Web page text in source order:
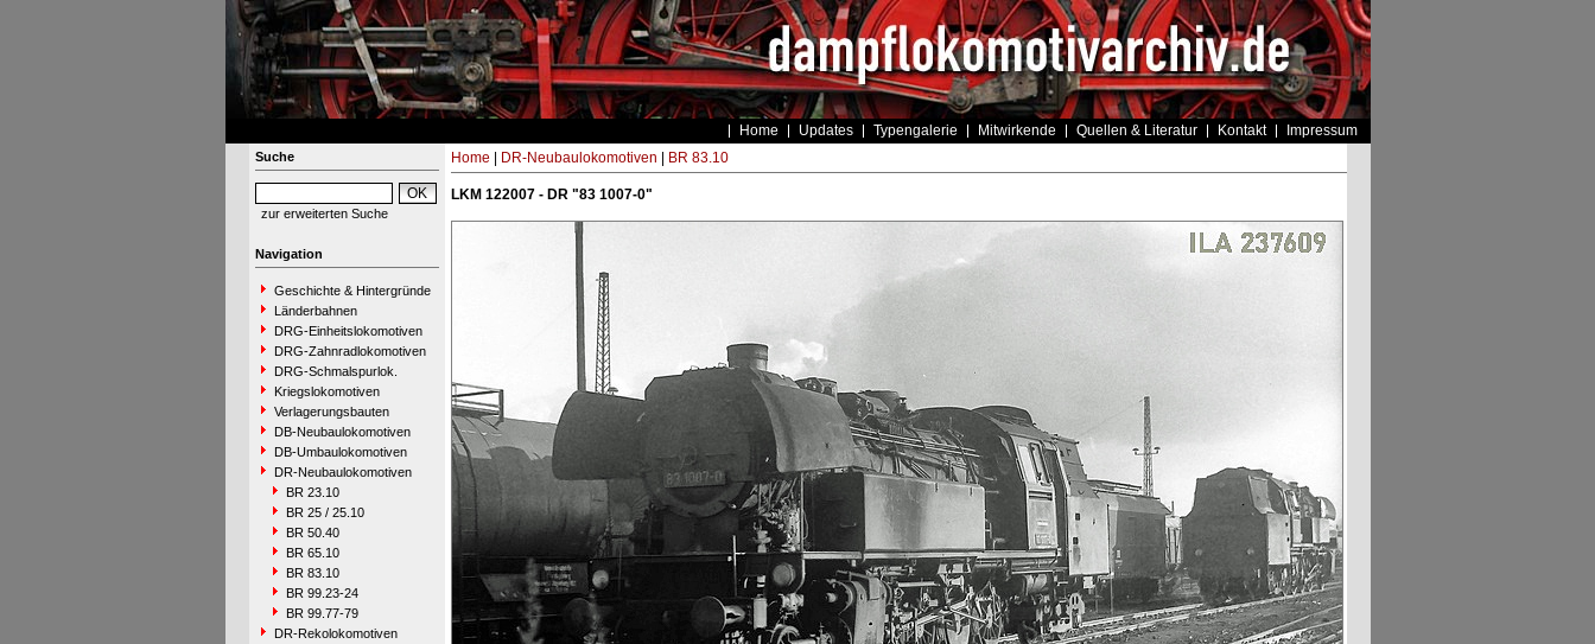
Home Updates Typengalerie Mitwirkende Quellen & Literatur Kontakt Impressum
Suche
zur erweiterten Suche
Navigation
Geschichte & Hintergründe
Länderbahnen
DRG-Einheitslokomotiven
DRG-Zahnradlokomotiven
DRG-Schmalspurlok.
Kriegslokomotiven
Verlagerungsbauten
DB-Neubaulokomotiven
DB-Umbaulokomotiven
DR-Neubaulokomotiven
BR 23.10
BR 25 / 25.10
BR 50.40
BR 65.10
BR 83.10
BR 99.23-24
BR 99.77-79
DR-Rekolokomotiven
Home DR-Neubaulokomotiven BR 83.10
LKM 122007 - DR "83 1007-0"